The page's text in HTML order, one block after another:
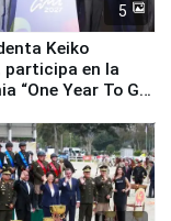
5
Keiko
participa en la
“One Year To Go